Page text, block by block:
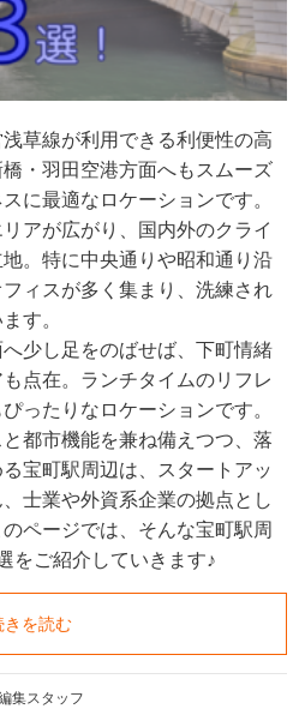
草線が利用できる利便性の高
・羽田空港方面へもスムーズ
に最適なロケーションです。
アが広がり、国内外のクライ
。特に中央通りや昭和通り沿
ィスが多く集まり、洗練され
す。
少し足をのばせば、下町情緒
点在。ランチタイムのリフレ
ったりなロケーションです。
都市機能を兼ね備えつつ、落
宝町駅周辺は、スタートアッ
士業や外資系企業の拠点とし
ページでは、そんな宝町駅周
をご紹介していきます♪
きを読む
集スタッフ